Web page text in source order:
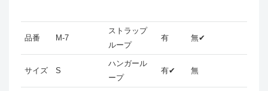
品番 M-7
ストラップ
ループ
有 無✔
サイズ S
ハンガール
ープ
有✔ 無